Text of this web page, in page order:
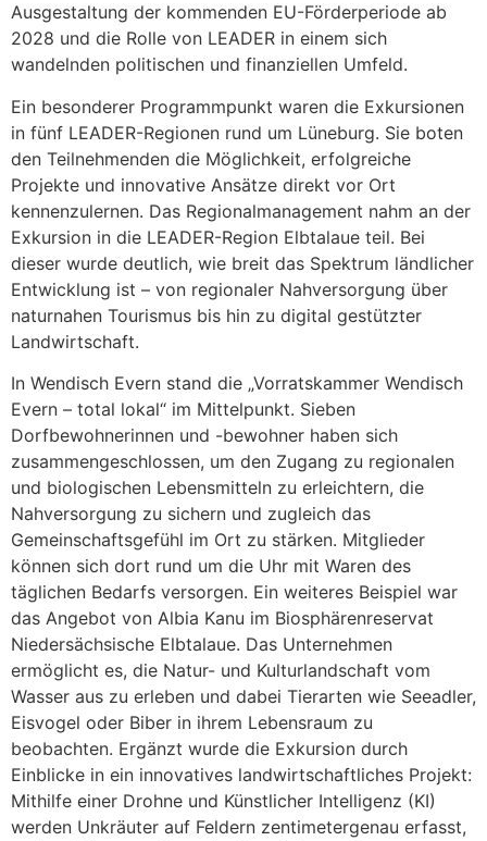
Ausgestaltung der kommenden EU-Förderperiode ab
2028 und die Rolle von LEADER in einem sich
wandelnden politischen und finanziellen Umfeld.
Ein besonderer Programmpunkt waren die Exkursionen
in fünf LEADER-Regionen rund um Lüneburg. Sie boten
den Teilnehmenden die Möglichkeit, erfolgreiche
Projekte und innovative Ansätze direkt vor Ort
kennenzulernen. Das Regionalmanagement nahm an der
Exkursion in die LEADER-Region Elbtalaue teil. Bei
dieser wurde deutlich, wie breit das Spektrum ländlicher
Entwicklung ist – von regionaler Nahversorgung über
naturnahen Tourismus bis hin zu digital gestützter
Landwirtschaft.
In Wendisch Evern stand die „Vorratskammer Wendisch
Evern – total lokal“ im Mittelpunkt. Sieben
Dorfbewohnerinnen und -bewohner haben sich
zusammengeschlossen, um den Zugang zu regionalen
und biologischen Lebensmitteln zu erleichtern, die
Nahversorgung zu sichern und zugleich das
Gemeinschaftsgefühl im Ort zu stärken. Mitglieder
können sich dort rund um die Uhr mit Waren des
täglichen Bedarfs versorgen. Ein weiteres Beispiel war
das Angebot von Albia Kanu im Biosphärenreservat
Niedersächsische Elbtalaue. Das Unternehmen
ermöglicht es, die Natur- und Kulturlandschaft vom
Wasser aus zu erleben und dabei Tierarten wie Seeadler,
Eisvogel oder Biber in ihrem Lebensraum zu
beobachten. Ergänzt wurde die Exkursion durch
Einblicke in ein innovatives landwirtschaftliches Projekt:
Mithilfe einer Drohne und Künstlicher Intelligenz (KI)
werden Unkräuter auf Feldern zentimetergenau erfasst,